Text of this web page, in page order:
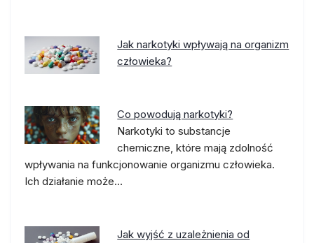
Jak narkotyki wpływają na organizm
człowieka?
Co powodują narkotyki?
Narkotyki to substancje
chemiczne, które mają zdolność
wpływania na funkcjonowanie organizmu człowieka.
Ich działanie może…
Jak wyjść z uzależnienia od